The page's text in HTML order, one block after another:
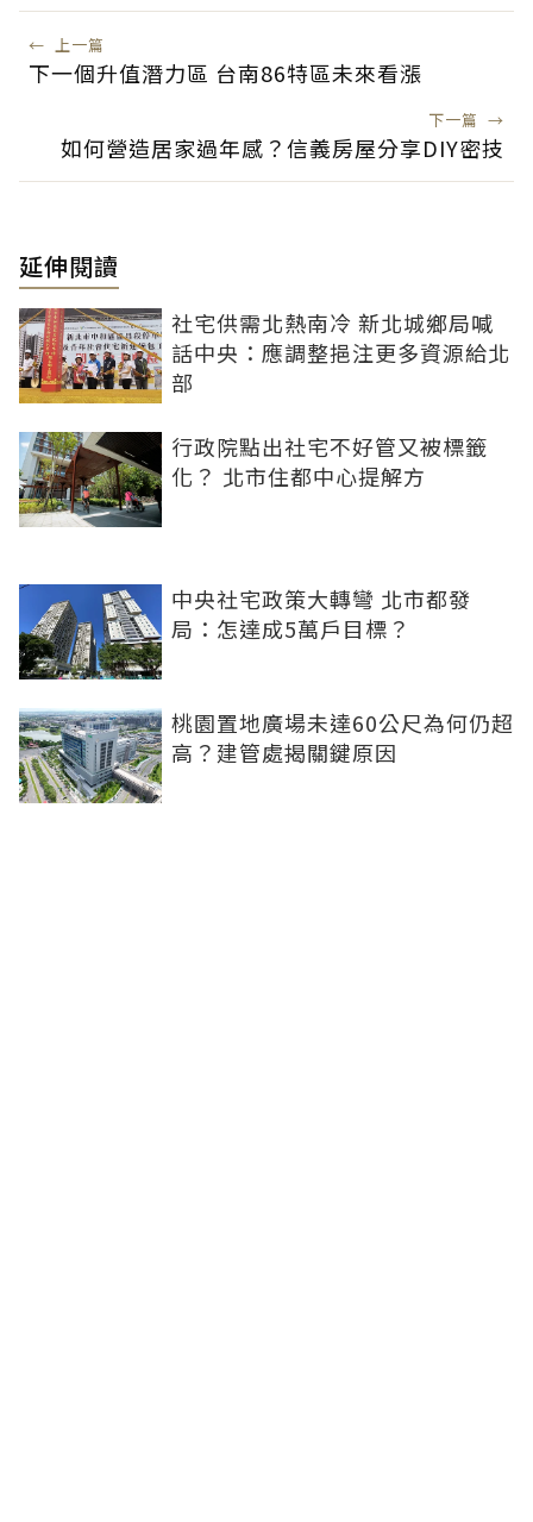
← 上一篇
下一個升值潛力區 台南86特區未來看漲
下一篇 →
如何營造居家過年感？信義房屋分享DIY密技
延伸閱讀
社宅供需北熱南冷 新北城鄉局喊
話中央：應調整挹注更多資源給北
部
行政院點出社宅不好管又被標籤
化？ 北市住都中心提解方
中央社宅政策大轉彎 北市都發
局：怎達成5萬戶目標？
桃園置地廣場未達60公尺為何仍超
高？建管處揭關鍵原因